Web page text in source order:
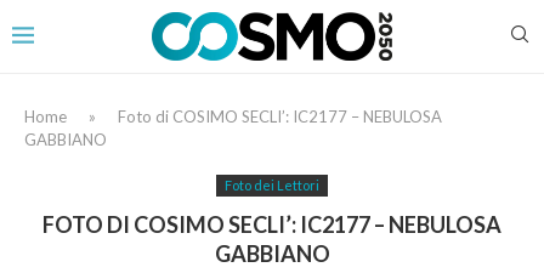
Home »
Foto di COSIMO SECLI’: IC2177 – NEBULOSA
GABBIANO
Foto dei Lettori
FOTO DI COSIMO SECLI’: IC2177 – NEBULOSA
GABBIANO